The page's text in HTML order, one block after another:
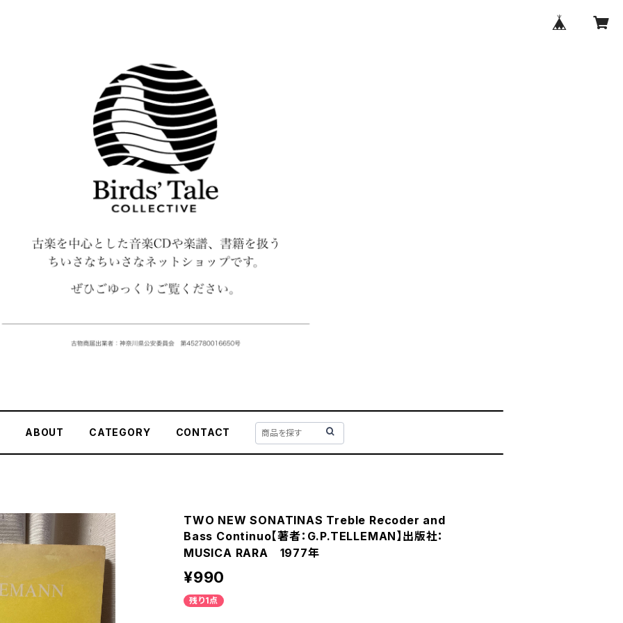
ABOUT CATEGORY CONTACT
TWO NEW SONATINAS Treble Recoder and
Bass Continuo【著者：G.P.TELLEMAN】出版社：
MUSICA RARA 1977年
¥990
残り1点